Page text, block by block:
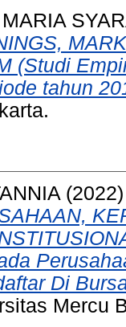
(Studi
tahun
Di
Mercu